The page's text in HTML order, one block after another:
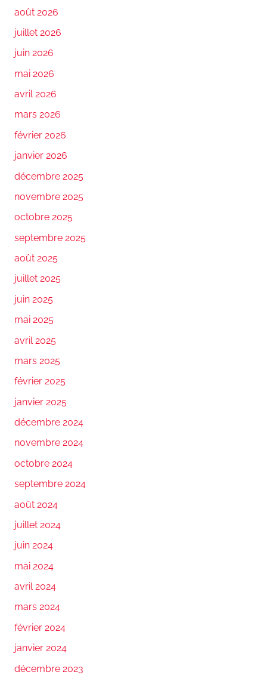
août 2026
juillet 2026
juin 2026
mai 2026
avril 2026
mars 2026
février 2026
janvier 2026
décembre 2025
novembre 2025
octobre 2025
septembre 2025
août 2025
juillet 2025
juin 2025
mai 2025
avril 2025
mars 2025
février 2025
janvier 2025
décembre 2024
novembre 2024
octobre 2024
septembre 2024
août 2024
juillet 2024
juin 2024
mai 2024
avril 2024
mars 2024
février 2024
janvier 2024
décembre 2023